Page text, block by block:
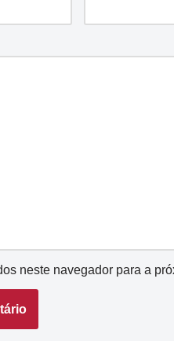
neste navegador para a